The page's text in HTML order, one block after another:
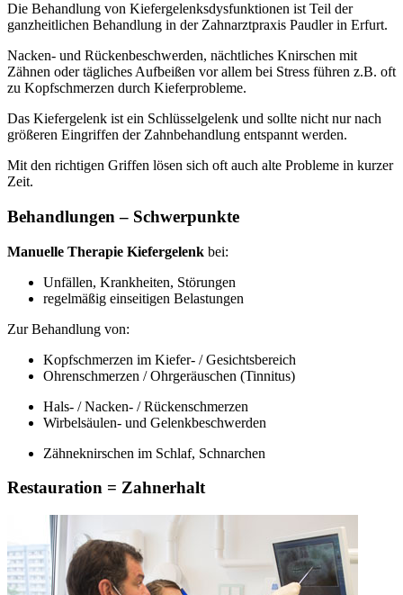
Die Behandlung von Kiefergelenksdysfunktionen ist Teil der
ganzheitlichen Behandlung in der Zahnarztpraxis Paudler in Erfurt.
Nacken- und Rückenbeschwerden, nächtliches Knirschen mit
Zähnen oder tägliches Aufbeißen vor allem bei Stress führen z.B. oft
zu Kopfschmerzen durch Kieferprobleme.
Das Kiefergelenk ist ein Schlüsselgelenk und sollte nicht nur nach
größeren Eingriffen der Zahnbehandlung entspannt werden.
Mit den richtigen Griffen lösen sich oft auch alte Probleme in kurzer
Zeit.
Behandlungen – Schwerpunkte
Manuelle Therapie Kiefergelenk bei:
Unfällen, Krankheiten, Störungen
regelmäßig einseitigen Belastungen
Zur Behandlung von:
Kopfschmerzen im Kiefer- / Gesichtsbereich
Ohrenschmerzen / Ohrgeräuschen (Tinnitus)
Hals- / Nacken- / Rückenschmerzen
Wirbelsäulen- und Gelenkbeschwerden
Zähneknirschen im Schlaf, Schnarchen
Restauration = Zahnerhalt